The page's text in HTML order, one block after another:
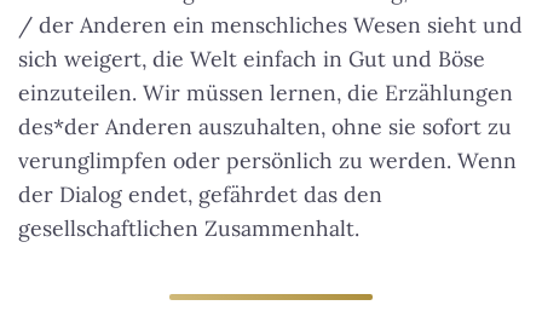
/ der Anderen ein menschliches Wesen sieht und
sich weigert, die Welt einfach in Gut und Böse
einzuteilen. Wir müssen lernen, die Erzählungen
des*der Anderen auszuhalten, ohne sie sofort zu
verunglimpfen oder persönlich zu werden. Wenn
der Dialog endet, gefährdet das den
gesellschaftlichen Zusammenhalt.